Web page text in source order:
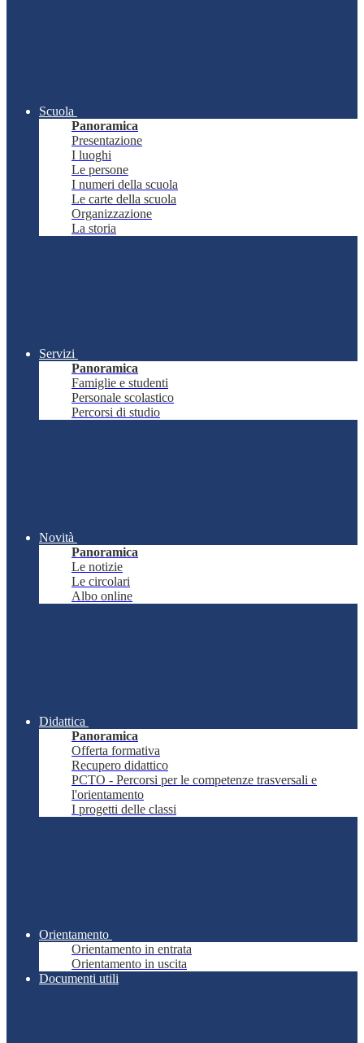
Scuola
Panoramica
Presentazione
I luoghi
Le persone
I numeri della scuola
Le carte della scuola
Organizzazione
La storia
Servizi
Panoramica
Famiglie e studenti
Personale scolastico
Percorsi di studio
Novità
Panoramica
Le notizie
Le circolari
Albo online
Didattica
Panoramica
Offerta formativa
Recupero didattico
PCTO - Percorsi per le competenze trasversali e
l'orientamento
I progetti delle classi
Orientamento
Orientamento in entrata
Orientamento in uscita
Documenti utili